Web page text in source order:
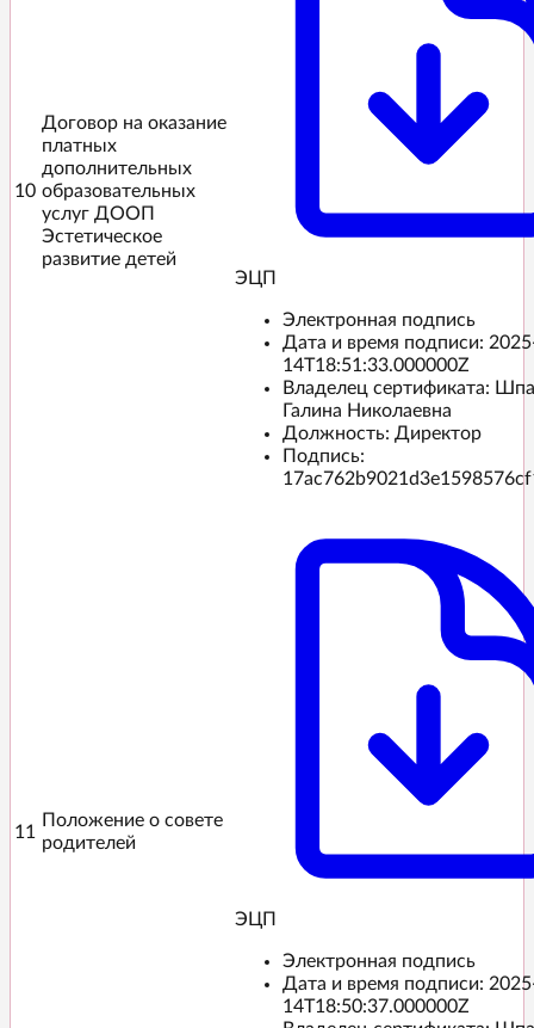
10
Договор на оказание
платных
дополнительных
образовательных
услуг ДООП
Эстетическое
развитие детей
ЭЦП️
Электронная подпись
Дата и время подписи:
14T18:51:33.000000Z
Владелец сертификата:
Галина Николаевна
Должность: Директор
Подпись:
11
Положение о совете
родителей
ЭЦП️
Электронная подпись
Дата и время подписи:
14T18:50:37.000000Z